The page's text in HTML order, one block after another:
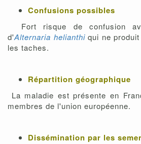
Confusions possibles
Fort risque de confusion
d'Alternaria helianthi qui ne
les taches.
Répartition géographique
La maladie est présente en
membres de l'union européenne.
Dissémination par les